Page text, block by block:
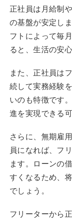
正社員は月給制
の基盤が安定し
フトによって毎
ると、生活の安
また、正社員は
続して実務経験
いのも特徴です
進を実現できる
さらに、無期雇
員になれば、フ
ます。ローンの
すくなるため、
でしょう。
フリーターから